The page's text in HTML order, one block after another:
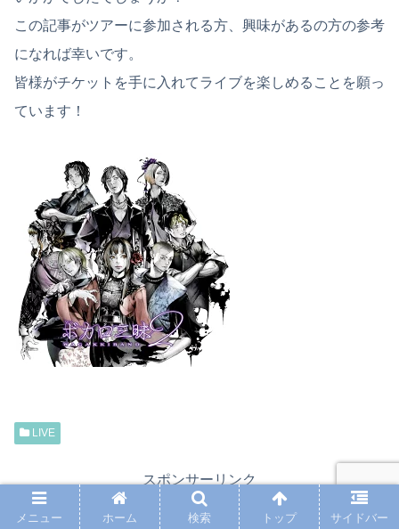
この記事がツアーに参加される方、興味があるの方の参考
になれば幸いです。
皆様がチケットを手に入れてライブを楽しめることを願っ
ています！
LIVE
スポンサーリンク
メニュー ホーム 検索 トップ サイドバー